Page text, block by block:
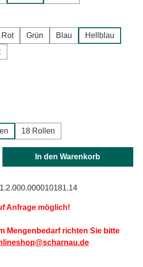
Rot Grün Blau
Hellblau
18 Rollen
Gib den gewünschten
In den Warenkorb
1.2.000.000010181.14
Anfrage möglich!
Mengenbedarf richten Sie bitte